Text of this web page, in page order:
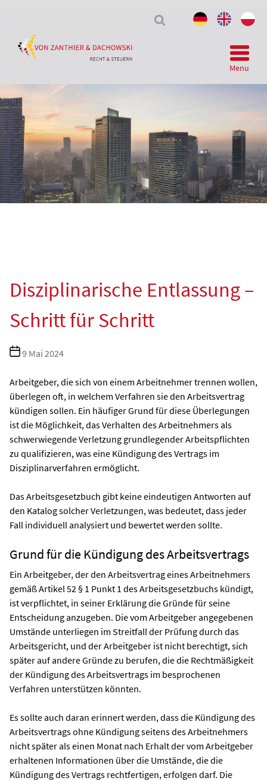
Menu
Disziplinarische Entlassung –
Schritt für Schritt
Beitragsdatum
9 Mai 2024
Arbeitgeber, die sich von einem Arbeitnehmer trennen wollen,
überlegen oft, in welchem Verfahren sie den Arbeitsvertrag
kündigen sollen. Ein häufiger Grund für diese Überlegungen
ist die Möglichkeit, das Verhalten des Arbeitnehmers als
schwerwiegende Verletzung grundlegender Arbeitspflichten
zu qualifizieren, was eine Kündigung des Vertrags im
Disziplinarverfahren ermöglicht.
Das Arbeitsgesetzbuch gibt keine eindeutigen Antworten auf
den Katalog solcher Verletzungen, was bedeutet, dass jeder
Fall individuell analysiert und bewertet werden sollte.
Grund für die Kündigung des Arbeitsvertrags
Ein Arbeitgeber, der den Arbeitsvertrag eines Arbeitnehmers
gemäß Artikel 52 § 1 Punkt 1 des Arbeitsgesetzbuchs kündigt,
ist verpflichtet, in seiner Erklärung die Gründe für seine
Entscheidung anzugeben. Die vom Arbeitgeber angegebenen
Umstände unterliegen im Streitfall der Prüfung durch das
Arbeitsgericht, und der Arbeitgeber ist nicht berechtigt, sich
später auf andere Gründe zu berufen, die die Rechtmäßigkeit
der Kündigung des Arbeitsvertrags im besprochenen
Verfahren unterstützen könnten.
Es sollte auch daran erinnert werden, dass die Kündigung des
Arbeitsvertrags ohne Kündigung seitens des Arbeitnehmers
nicht später als einen Monat nach Erhalt der vom Arbeitgeber
erhaltenen Informationen über die Umstände, die die
Kündigung des Vertrags rechtfertigen, erfolgen darf. Die